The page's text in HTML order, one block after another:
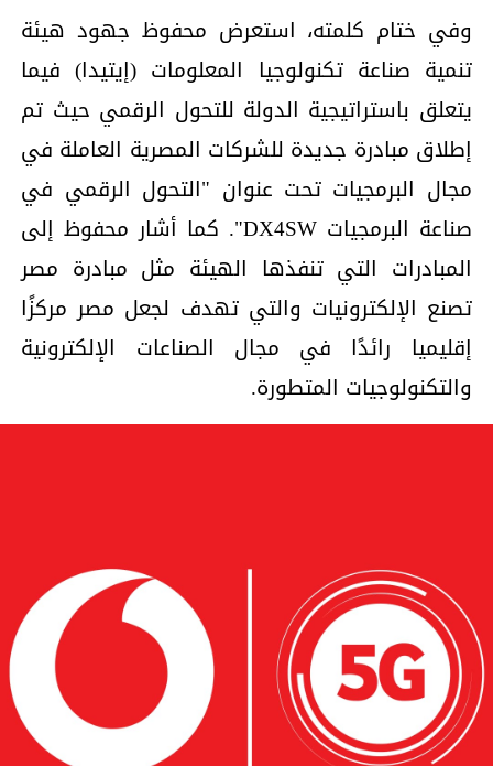
وفي ختام كلمته، استعرض محفوظ جهود هيئة
تنمية صناعة تكنولوجيا المعلومات (إيتيدا) فيما
يتعلق باستراتيجية الدولة للتحول الرقمي حيث تم
إطلاق مبادرة جديدة للشركات المصرية العاملة في
مجال البرمجيات تحت عنوان "التحول الرقمي في
صناعة البرمجيات DX4SW". كما أشار محفوظ إلى
المبادرات التي تنفذها الهيئة مثل مبادرة مصر
تصنع الإلكترونيات والتي تهدف لجعل مصر مركزًا
إقليميا رائدًا في مجال الصناعات الإلكترونية
والتكنولوجيات المتطورة.